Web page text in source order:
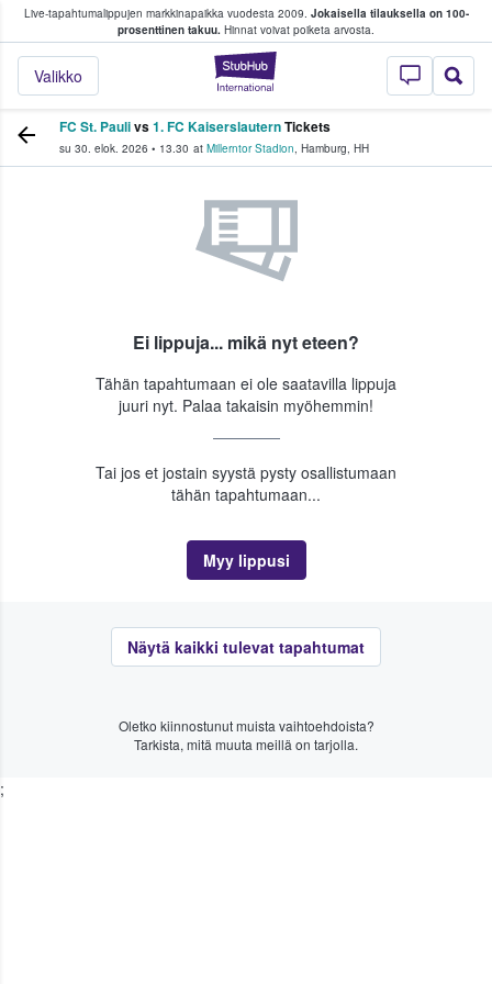
Live-tapahtumalippujen markkinapaikka vuodesta 2009. Jokaisella tilauksella on 100-
prosenttinen takuu. Hinnat voivat poiketa arvosta.
StubHub -
Valikko
fanit ostavat ja myyvät lippuja
FC St. Paulivs1. FC KaiserslauternTickets
su 30. elok. 2026 • 13.30 at Millerntor Stadion, Hamburg, HH
Ei lippuja... mikä nyt eteen?
Tähän tapahtumaan ei ole saatavilla lippuja
juuri nyt. Palaa takaisin myöhemmin!
Tai jos et jostain syystä pysty osallistumaan
tähän tapahtumaan...
Myy lippusi
Näytä kaikki tulevat tapahtumat
Oletko kiinnostunut muista vaihtoehdoista?
Tarkista, mitä muuta meillä on tarjolla.
;